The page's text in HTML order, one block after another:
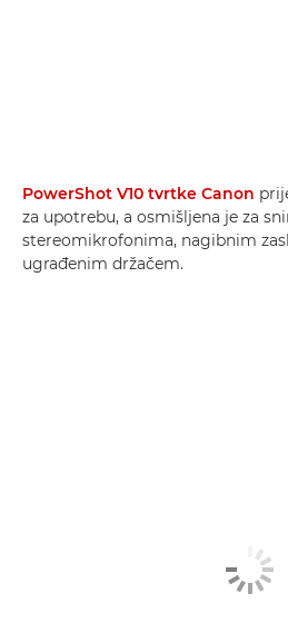
PowerShot V10 tvrtke Canon
za upotrebu, a osmišljena je za
stereomikrofonima, nagibnim
ugrađenim držačem.